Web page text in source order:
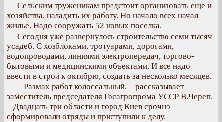
Сельским труженикам предстоит организовать еще и
хозяйства, наладить их работу. Но начало всех начал –
жилье. Надо сооружать 52 новых поселка.
Сегодня уже развернулось строительство семи тысяч
усадеб. С хозблоками, тротуарами, дорогами,
водопроводами, линиями электропередач, торгово-
бытовыми и медицинскими объектами. И все надо
ввести в строй к октябрю, создать за несколько месяцев.
– Размах работ колоссальный, – рассказывает
заместитель председателя Госагропрома УССР В.Череп.
– Двадцать три области и город Киев срочно
сформировали отряды и приступили к делу.